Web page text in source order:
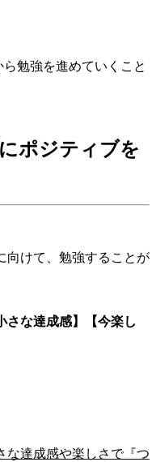
勉強を進めていくこと
ポジティブを
向けて、勉強することが
さな達成感】【今楽し
な達成感や楽しさで『つ